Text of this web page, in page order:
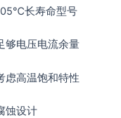
长寿命型号
够电压电流余量
虑高温饱和特性
蚀设计